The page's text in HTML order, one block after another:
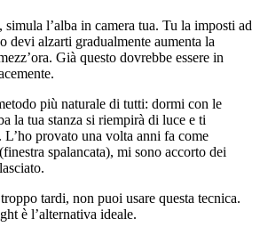
l’alba in camera tua. Tu la imposti ad
devi alzarti gradualmente aumenta la
Già questo dovrebbe essere in
più naturale di tutti: dormi con le
la tua stanza si riempirà di luce e ti
L’ho provato una volta anni fa come
spalancata), mi sono accorto dei
tardi, non puoi usare questa tecnica.
è l’alternativa ideale.